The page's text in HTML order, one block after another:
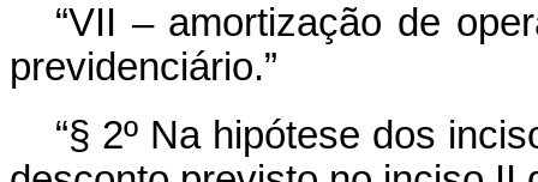
“VII – amortização de
previdenciário.”
“§ 2º Na hipótese dos